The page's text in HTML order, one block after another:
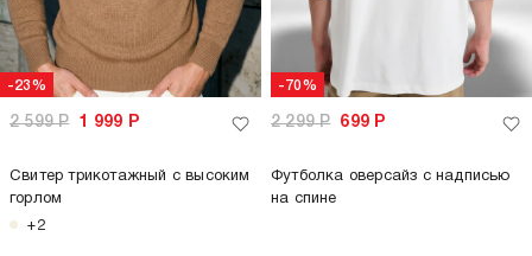
-23%
2 599Р 1 999 Р
Свитер трикотажный с высоким
горлом
+2
-70%
2 299Р 699 Р
Футболка оверсайз с надписью
на спине